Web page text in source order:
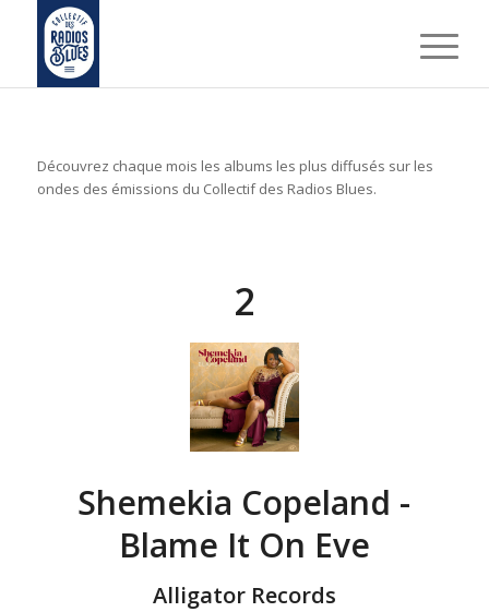
Découvrez chaque mois les albums les plus diffusés sur les
ondes des émissions du Collectif des Radios Blues.
2
Shemekia Copeland -
Blame It On Eve
Alligator Records